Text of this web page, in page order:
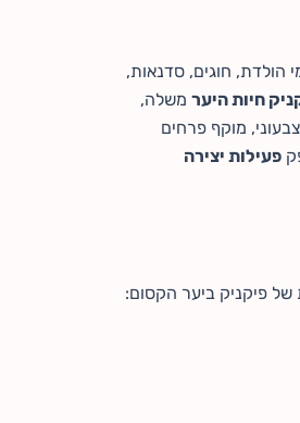
הולדת, חוגים, סדנאות,
חיות היערמשלה,
מוקף פרחים
פעילות יצירה
פיקניק ביער הקסום: